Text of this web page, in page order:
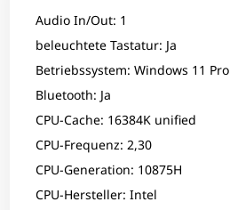
Audio In/Out: 1
beleuchtete Tastatur: Ja
Betriebssystem: Windows 11 Pro
Bluetooth: Ja
CPU-Cache: 16384K unified
CPU-Frequenz: 2,30
CPU-Generation: 10875H
CPU-Hersteller: Intel